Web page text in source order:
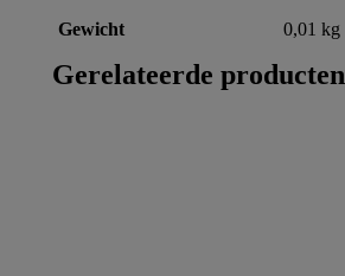
Gewicht 0,01 kg
Gerelateerde producten